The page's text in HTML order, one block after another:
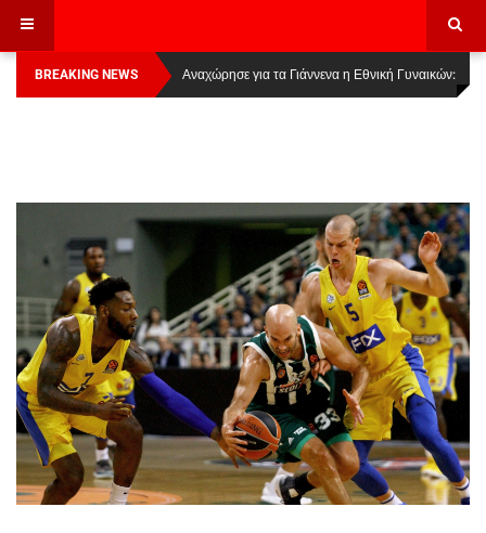
BREAKING NEWS
Οι Πάνθηρες Καβάλας στην Women Basketball
League 1
Αναχώρησε για τα Γιάννενα η Εθνική Γυναικών: